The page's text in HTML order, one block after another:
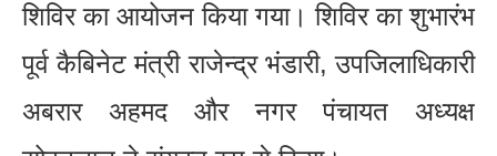
शिविर का आयोजन किया गया। शिविर का शुभारंभ
पूर्व कैबिनेट मंत्री राजेन्द्र भंडारी, उपजिलाधिकारी
अबरार अहमद और नगर पंचायत अध्यक्ष